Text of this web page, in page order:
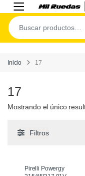
Inicio 17
17
Mostrando el único
Filtros
Pirelli Powergy